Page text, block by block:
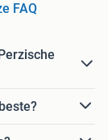
FAQ